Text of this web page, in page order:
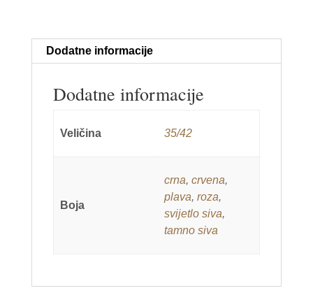
količina
Dodatne informacije
Dodatne informacije
Veličina 35/42
Boja
crna,crvena,
plava,roza,
svijetlo siva,
tamno siva